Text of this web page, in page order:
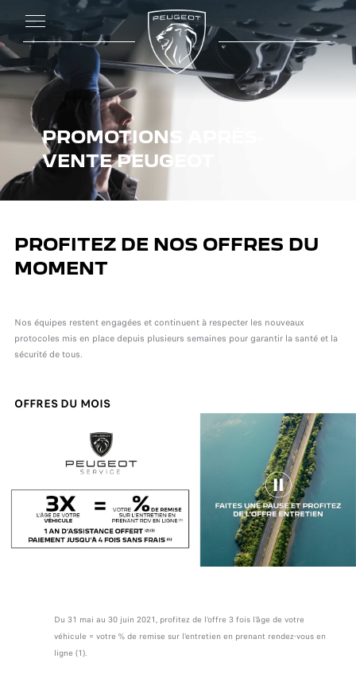
.
PROMOTIONS APRÈS-
VENTE PEUGEOT
PROFITEZ DE NOS OFFRES DU
MOMENT
Nos équipes restent engagées et continuent à respecter les nouveaux
protocoles mis en place depuis plusieurs semaines pour garantir la santé et la
sécurité de tous.
OFFRES DU MOIS
Du 31 mai au 30 juin 2021, profitez de l'offre 3 fois l'âge de votre
véhicule = votre % de remise sur l'entretien en prenant rendez-vous en
ligne (1).